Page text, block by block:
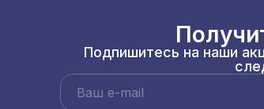
Подпишитесь на наши